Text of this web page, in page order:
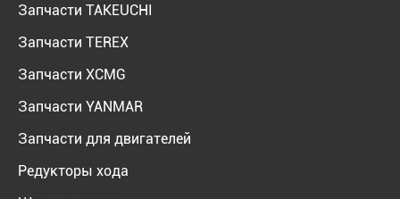
Запчасти TAKEUCHI
Запчасти TEREX
Запчасти XCMG
Запчасти YANMAR
Запчасти для двигателей
Редукторы хода